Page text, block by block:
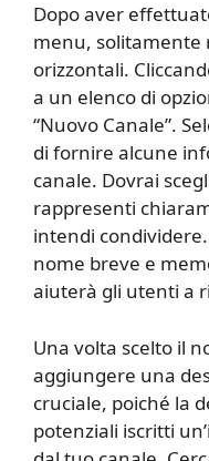
Dopo aver
menu, solitamente
orizzontali.
a un elenco di
“Nuovo Canale”.
di fornire alcune
canale. Dovrai
rappresenti
intendi
nome breve e
aiuterà gli utenti a
Una volta scelto il
aggiungere una
cruciale, poiché la
potenziali iscritti